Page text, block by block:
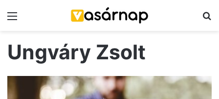
Ungváry Zsolt